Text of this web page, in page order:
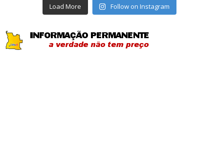
Load More Follow on Instagram